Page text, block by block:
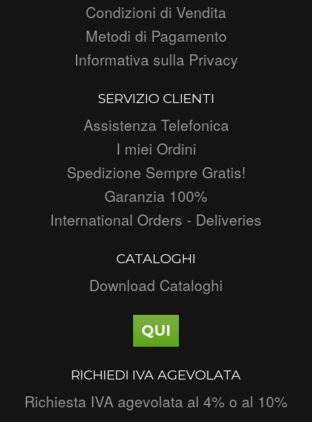
Condizioni di Vendita
Metodi di Pagamento
Informativa sulla Privacy
SERVIZIO CLIENTI
Assistenza Telefonica
I miei Ordini
Spedizione Sempre Gratis!
Garanzia 100%
International Orders - Deliveries
CATALOGHI
Download Cataloghi
QUI
RICHIEDI IVA AGEVOLATA
Richiesta IVA agevolata al 4% o al 10%